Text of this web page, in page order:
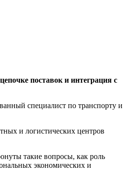
поставок и интеграция с
специалист по транспорту и
и логистических центров
такие вопросы, как роль
экономических и